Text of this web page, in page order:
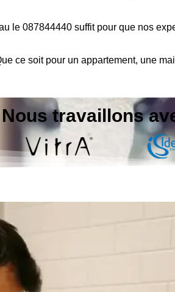
le 087844440 suffit pour que nos
ce soit pour un appartement, une
Nous travaillons